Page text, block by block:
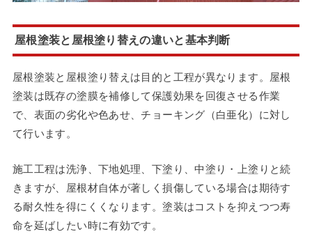
屋根塗装と屋根塗り替えの違いと基本判断
屋根塗装と屋根塗り替えは目的と工程が異なります。屋根
塗装は既存の塗膜を補修して保護効果を回復させる作業
で、表面の劣化や色あせ、チョーキング（白亜化）に対し
て行います。
施工工程は洗浄、下地処理、下塗り、中塗り・上塗りと続
きますが、屋根材自体が著しく損傷している場合は期待す
る耐久性を得にくくなります。塗装はコストを抑えつつ寿
命を延ばしたい時に有効です。